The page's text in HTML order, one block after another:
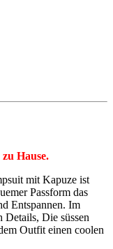
Hause.
mit Kapuze ist
Passform das
Entspannen. Im
Details, Die süssen
Outfit einen coolen